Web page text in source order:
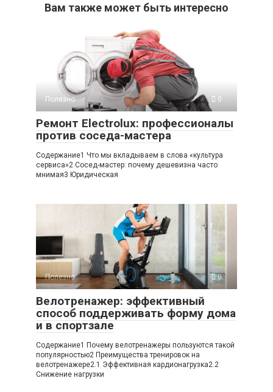
Вам также может быть интересно
Полезно 0
Ремонт Electrolux: профессионалы
против соседа-мастера
Содержание1 Что мы вкладываем в слова «культура
сервиса»2 Сосед-мастер: почему дешевизна часто
мнимая3 Юридическая
Полезно 0
Велотренажер: эффективный
способ поддерживать форму дома
и в спортзале
Содержание1 Почему велотренажеры пользуются такой
популярностью2 Преимущества тренировок на
велотренажере2.1 Эффективная кардионагрузка2.2
Снижение нагрузки